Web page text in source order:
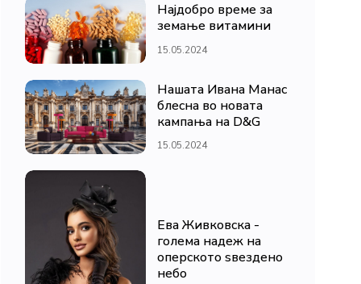
Најдобро време за
земање витамини
15.05.2024
Нашата Ивана Манас
блесна во новата
кампања на D&G
15.05.2024
Ева Живковска -
голема надеж на
оперското ѕвездено
небо